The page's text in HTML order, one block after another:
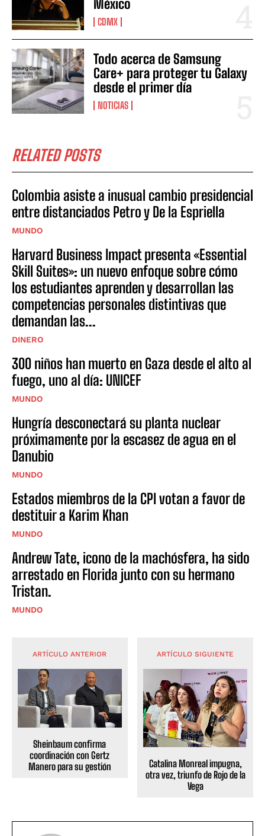
México
CDMX
Todo acerca de Samsung
Care+ para proteger tu Galaxy
desde el primer día
NOTICIAS
RELATED POSTS
Colombia asiste a inusual cambio presidencial
entre distanciados Petro y De la Espriella
MUNDO
Harvard Business Impact presenta «Essential
Skill Suites»: un nuevo enfoque sobre cómo
los estudiantes aprenden y desarrollan las
competencias personales distintivas que
demandan las...
DINERO
300 niños han muerto en Gaza desde el alto al
fuego, uno al día: UNICEF
MUNDO
Hungría desconectará su planta nuclear
próximamente por la escasez de agua en el
Danubio
MUNDO
Estados miembros de la CPI votan a favor de
destituir a Karim Khan
MUNDO
Andrew Tate, icono de la machósfera, ha sido
arrestado en Florida junto con su hermano
Tristan.
MUNDO
ARTÍCULO ANTERIOR
Sheinbaum confirma
coordinación con Gertz
Manero para su gestión
ARTÍCULO SIGUIENTE
Catalina Monreal impugna,
otra vez, triunfo de Rojo de la
Vega